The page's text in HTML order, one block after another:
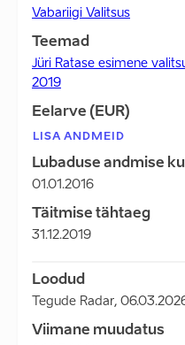
Vabariigi Valitsus
Teemad
Jüri Ratase esimene
2019
Eelarve (EUR)
LISA ANDMEID
Lubaduse andmise
01.01.2016
Täitmise tähtaeg
31.12.2019
Loodud
Tegude Radar,
Viimane muudatus